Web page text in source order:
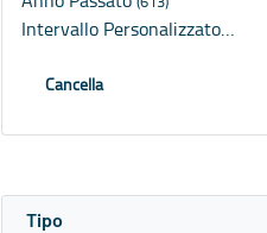
Intervallo Personalizzato…
Cancella
Tipo